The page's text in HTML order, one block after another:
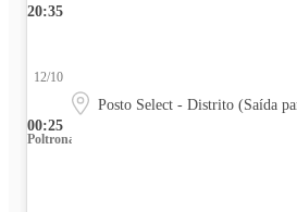
20:35
00:25
12/10
Posto Select - Distrito (Saída
Poltrona